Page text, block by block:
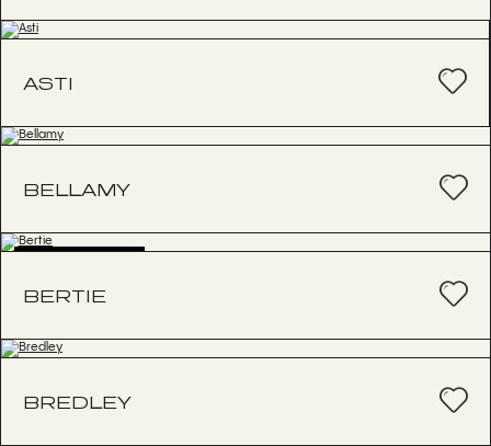
ASTI
BELLAMY
BERTIE
BREDLEY